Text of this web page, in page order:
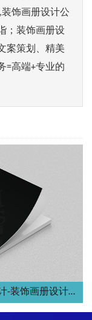
饰画册设计公
；装饰画册设
案策划、精美
=高端+专业的
广州室内装饰画册设计-装饰工程画册设计-装饰画册设计公司